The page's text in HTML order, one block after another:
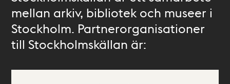
mellan arkiv, bibliotek och museer i
Stockholm. Partnerorganisationer
till Stockholmskällan är: